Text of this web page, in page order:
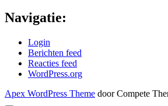
Navigatie:
Login
Berichten feed
Reacties feed
WordPress.org
Apex WordPress Theme door Compete